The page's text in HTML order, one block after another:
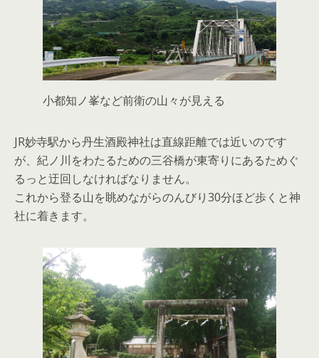
小都知ノ峯など前衛の山々が見える
JR妙寺駅から丹生酒殿神社は直線距離では近いのです
が、紀ノ川をわたるための三谷橋が東寄りにあるためぐ
るっと迂回しなければなりません。
これから登る山を眺めながらのんびり30分ほど歩くと神
社に着きます。